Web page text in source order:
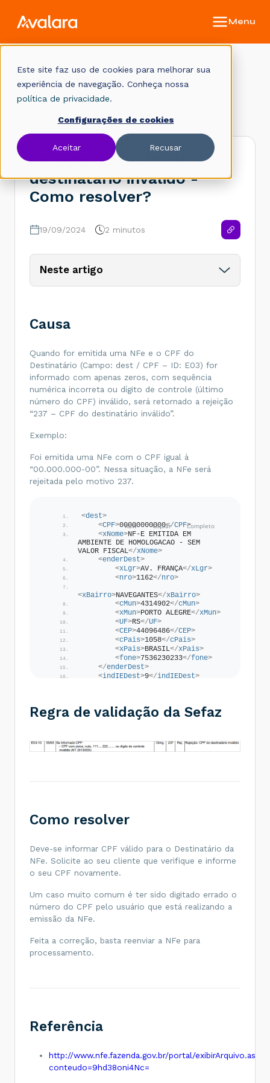
Este site faz uso de cookies para melhorar sua
experiência de navegação. Conheça nossa
política de privacidade.
Configurações de cookies
Aceitar Recusar
Base de conhecimento
Rejeição 237: CPF do
destinatário inválido -
Como resolver?
19/09/2024 2 minutos
Neste artigo
Causa
Quando for emitida uma NFe e o CPF do
Destinatário (Campo: dest / CPF – ID: E03) for
informado com apenas zeros, com sequência
numérica incorreta ou dígito de controle (último
número do CPF) inválido, será retornado a rejeição
“237 – CPF do destinatário inválido”.
Exemplo:
Foi emitida uma NFe com o CPF igual à
“00.000.000-00”. Nessa situação, a NFe será
rejeitada pelo motivo 237.
<dest>
<CPF>00000000000</CPF>
<xNome>NF-E EMITIDA EM
AMBIENTE DE HOMOLOGACAO - SEM
VALOR FISCAL</xNome>
<enderDest>
<xLgr>AV. FRANÇA</xLgr>
<nro>1162</nro>
<xBairro>NAVEGANTES</xBairro>
<cMun>4314902</cMun>
<xMun>PORTO ALEGRE</xMun>
<UF>RS</UF>
<CEP>44096486</CEP>
<cPais>1058</cPais>
<xPais>BRASIL</xPais>
<fone>7536230233</fone>
</enderDest>
<indIEDest>9</indIEDest>
Regra de validação da Sefaz
Como resolver
Deve-se informar CPF válido para o Destinatário da
NFe. Solicite ao seu cliente que verifique e informe
o seu CPF novamente.
Um caso muito comum é ter sido digitado errado o
número do CPF pelo usuário que está realizando a
emissão da NFe.
Feita a correção, basta reenviar a NFe para
processamento.
Referência
http://www.nfe.fazenda.gov.br/portal/exibirArquivo.aspx?
conteudo=9hd38oni4Nc=